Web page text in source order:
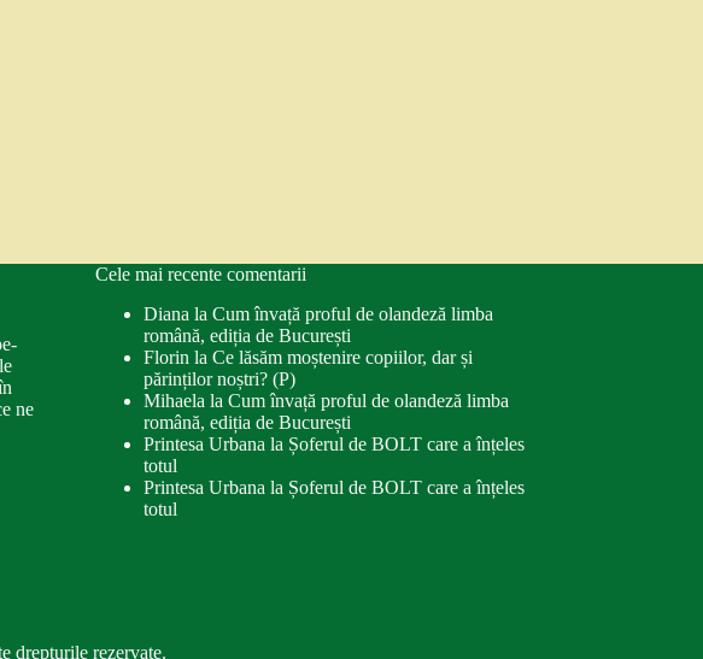
ne
Cele mai recente comentarii
Diana la Cum învață proful de olandeză limba
română, ediția de București
Florin la Ce lăsăm moștenire copiilor, dar și
părinților noștri? (P)
Mihaela la Cum învață proful de olandeză limba
română, ediția de București
Printesa Urbana la Șoferul de BOLT care a înțeles
totul
Printesa Urbana la Șoferul de BOLT care a înțeles
totul
drepturile rezervate.